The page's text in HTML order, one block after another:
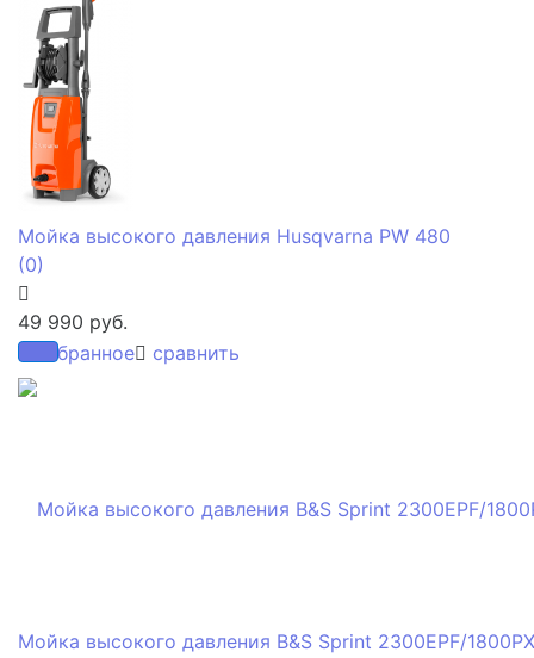
избранное сравнить
Мойка высокого давления Husqvarna PW 480
(0)
49 990 руб.
Мойка высокого давления B&S Sprint 2300EPF/1800PX